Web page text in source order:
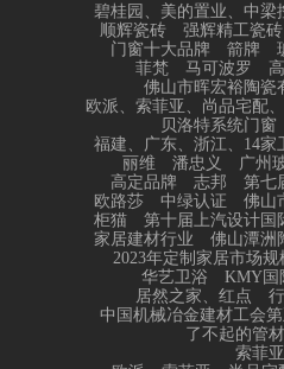
碧桂园、美的置业、中梁
顺辉瓷砖
强辉精工瓷砖
门窗十大品牌
箭牌
菲梵
马可波罗
佛山市晖宏裕陶瓷
欧派、索菲亚、尚品宅配
贝洛特系统门窗
福建、广东、浙江、14家
丽维
潘忠义 广州
高定品牌
志邦 第七
欧路莎
中绿认证 佛山
柜猫
第十届上汽设计国
家居建材行业
佛山潭洲
2023年定制家居市场规
华艺卫浴
KMY国
居然之家、红点
中国机械冶金建材工会
了不起的管材
索菲